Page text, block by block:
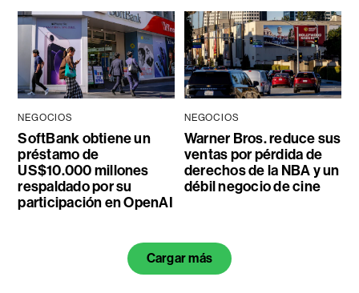
NEGOCIOS
SoftBank obtiene un
préstamo de
US$10.000 millones
respaldado por su
participación en OpenAI
NEGOCIOS
Warner Bros. reduce sus
ventas por pérdida de
derechos de la NBA y un
débil negocio de cine
Cargar más